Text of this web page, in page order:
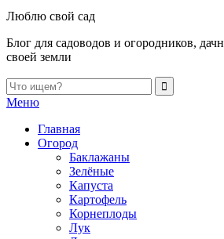
Люблю свой сад
Блог для садоводов и огородников,
своей земли
Меню
Главная
Огород
Баклажаны
Зелёные
Капуста
Картофель
Корнеплоды
Лук